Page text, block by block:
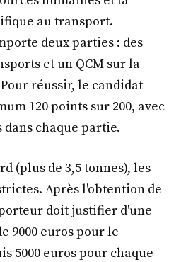
au transport.
deux parties : des
et un QCM sur la
réussir, le candidat
120 points sur 200, avec
chaque partie.
(plus de 3,5 tonnes), les
Après l'obtention de
doit justifier d'une
9000 euros pour le
5000 euros pour chaque